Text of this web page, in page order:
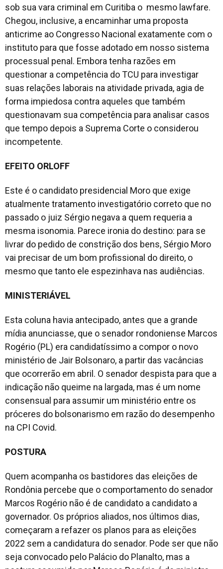
sob sua vara criminal em Curitiba o mesmo lawfare.
Chegou, inclusive, a encaminhar uma proposta
anticrime ao Congresso Nacional exatamente com o
instituto para que fosse adotado em nosso sistema
processual penal. Embora tenha razões em
questionar a competência do TCU para investigar
suas relações laborais na atividade privada, agia de
forma impiedosa contra aqueles que também
questionavam sua competência para analisar casos
que tempo depois a Suprema Corte o considerou
incompetente.
EFEITO ORLOFF
Este é o candidato presidencial Moro que exige
atualmente tratamento investigatório correto que no
passado o juiz Sérgio negava a quem requeria a
mesma isonomia. Parece ironia do destino: para se
livrar do pedido de constrição dos bens, Sérgio Moro
vai precisar de um bom profissional do direito, o
mesmo que tanto ele espezinhava nas audiências.
MINISTERIÁVEL
Esta coluna havia antecipado, antes que a grande
mídia anunciasse, que o senador rondoniense Marcos
Rogério (PL) era candidatíssimo a compor o novo
ministério de Jair Bolsonaro, a partir das vacâncias
que ocorrerão em abril. O senador despista para que a
indicação não queime na largada, mas é um nome
consensual para assumir um ministério entre os
próceres do bolsonarismo em razão do desempenho
na CPI Covid.
POSTURA
Quem acompanha os bastidores das eleições de
Rondônia percebe que o comportamento do senador
Marcos Rogério não é de candidato a candidato a
governador. Os próprios aliados, nos últimos dias,
começaram a refazer os planos para as eleições
2022 sem a candidatura do senador. Pode ser que não
seja convocado pelo Palácio do Planalto, mas a